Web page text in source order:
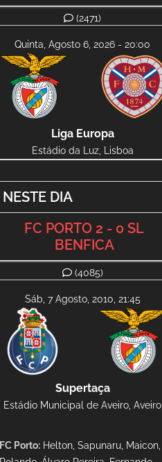
(2471)
Quinta, Agosto 6, 2026 - 20:00
Liga Europa
Estádio da Luz, Lisboa
NESTE DIA
FC PORTO 2 - 0 SL
BENFICA
(4085)
Sáb, 7 Agosto, 2010, 21:45
Supertaça
Estádio Municipal de Aveiro, Aveiro
FC Porto: Helton, Sapunaru, Maicon,